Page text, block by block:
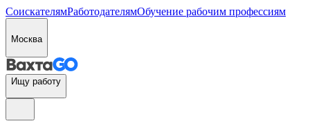
СоискателямРаботодателямОбучение рабочим профессиям
Москва
Ищу работу